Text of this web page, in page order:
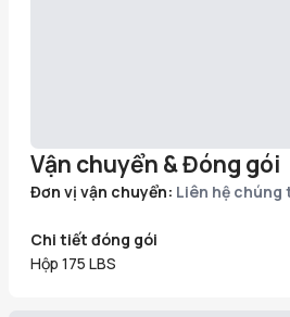
Vận chuyển & Đóng gói
Đơn vị vận chuyển: Liên hệ chúng
Chi tiết đóng gói
Hộp 175 LBS